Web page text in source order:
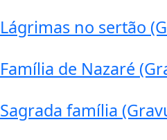
Lágrimas no sertão
Família de Nazaré
Sagrada família